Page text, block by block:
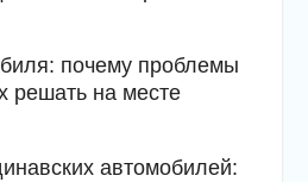
почему проблемы
решать на месте
автомобилей: